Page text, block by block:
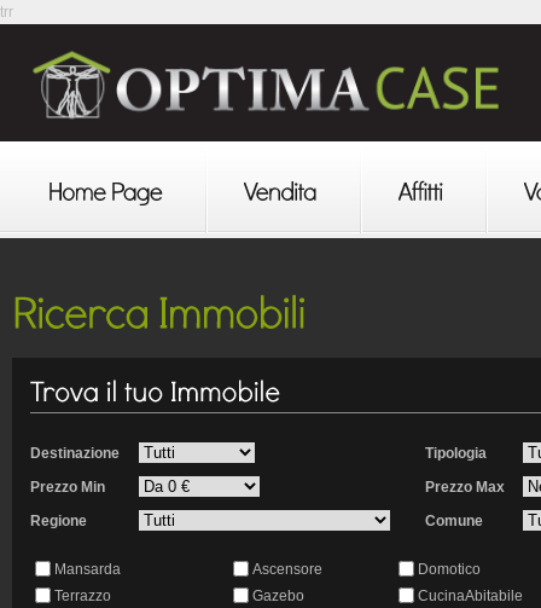
trr
Destinazione
Tipologia
Prezzo Min
Prezzo Max
Regione
Comune
Mansarda Ascensore
Domotico
Terrazzo
Gazebo
CucinaAbitabile